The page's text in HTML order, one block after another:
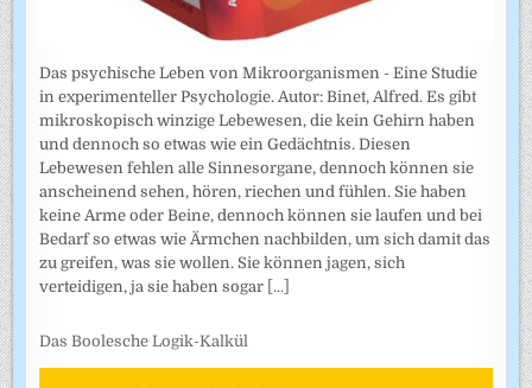
Das psychische Leben von Mikroorganismen - Eine Studie
in experimenteller Psychologie. Autor: Binet, Alfred. Es gibt
mikroskopisch winzige Lebewesen, die kein Gehirn haben
und dennoch so etwas wie ein Gedächtnis. Diesen
Lebewesen fehlen alle Sinnesorgane, dennoch können sie
anscheinend sehen, hören, riechen und fühlen. Sie haben
keine Arme oder Beine, dennoch können sie laufen und bei
Bedarf so etwas wie Ärmchen nachbilden, um sich damit das
zu greifen, was sie wollen. Sie können jagen, sich
verteidigen, ja sie haben sogar [...]
Das Boolesche Logik-Kalkül